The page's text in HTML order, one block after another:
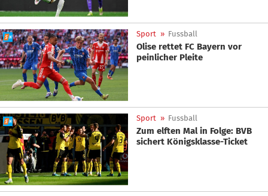
Sport » Fussball
Olise rettet FC Bayern vor
peinlicher Pleite
Sport » Fussball
Zum elften Mal in Folge: BVB
sichert Königsklasse-Ticket